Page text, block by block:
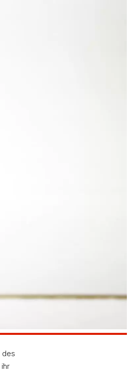
des
neue persönliche
einem soliden 200m-Lauf
sicherte sie sich hier
hinter den weit
der Qualifikationsnorm